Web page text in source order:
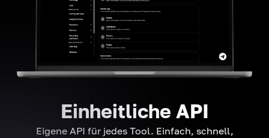
Einheitliche API
Eigene API für jedes Tool. Einfach, schnell,